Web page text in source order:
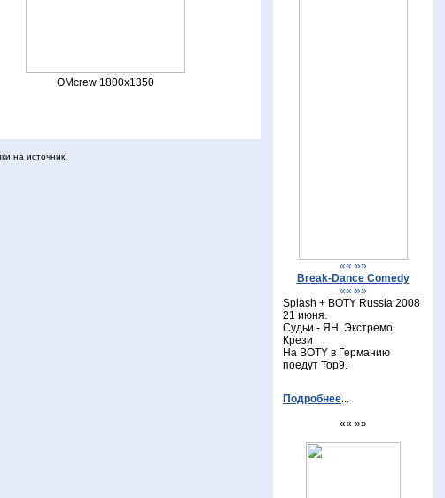
OMcrew 1800x1350
на источник!
«« »»
Break-Dance Comedy
«« »»
Splash + BOTY Russia 2008
21 июня.
Судьи - ЯН, Экстремо,
Крези
На BOTY в Германию
поедут Top9.
Подробнее...
«« »»